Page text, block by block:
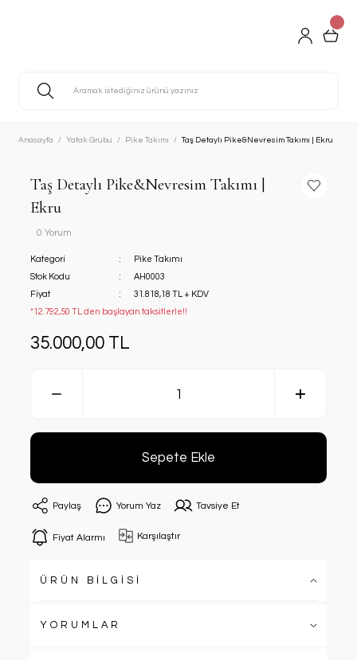
Anasayfa Yatak Grubu Pike Takımı Taş Detaylı Pike&Nevresim Takımı | Ekru
Taş Detaylı Pike&Nevresim Takımı |
Ekru
0 Yorum
Kategori
Pike Takımı
Stok Kodu
AH0003
Fiyat
31.818,18 TL + KDV
*12.792,50 TL den başlayan taksitlerle!!
35.000,00 TL
Sepete Ekle
Paylaş Yorum Yaz Tavsiye Et
Fiyat Alarmı Karşılaştır
ÜRÜN BİLGİSİ
YORUMLAR